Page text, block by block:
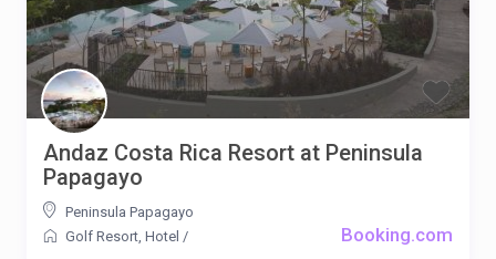
Booking.com
Andaz Costa Rica Resort at Peninsula
Papagayo
Peninsula Papagayo
Golf Resort, Hotel /